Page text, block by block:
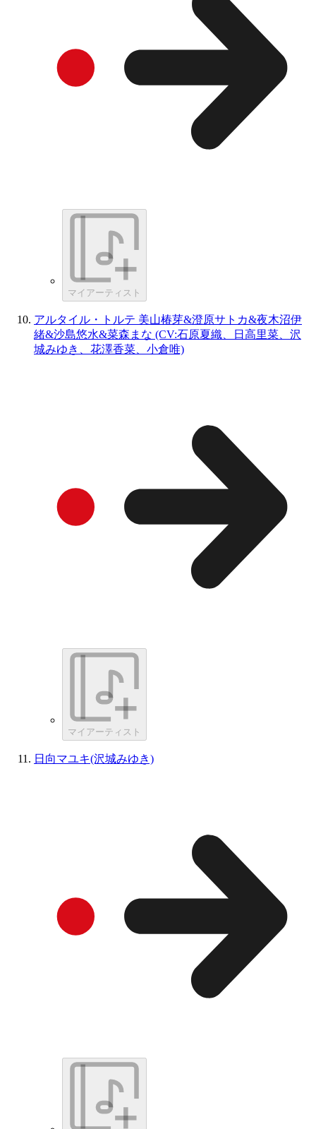
マイアーティスト
アルタイル・トルテ 美山椿芽&澄原サトカ&夜木沼伊
緒&沙島悠水&菜森まな (CV:石原夏織、日高里菜、沢
城みゆき、花澤香菜、小倉唯)
マイアーティスト
日向マユキ(沢城みゆき)